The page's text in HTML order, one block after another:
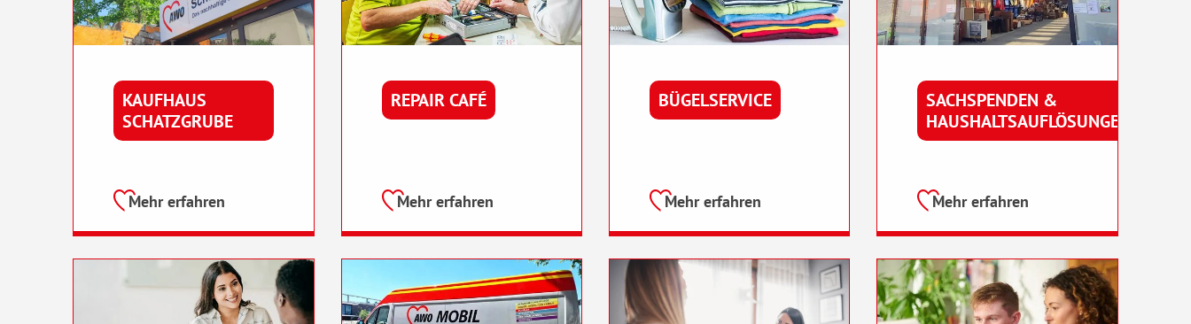
KAUFHAUS
SCHATZGRUBE
Mehr erfahren
REPAIR CAFÉ
Mehr erfahren
BÜGELSERVICE
Mehr erfahren
SACHSPENDEN &
HAUSHALTSAUFLÖSUNGEN
Mehr erfahren